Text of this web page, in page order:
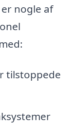
nogle af
tilstoppede